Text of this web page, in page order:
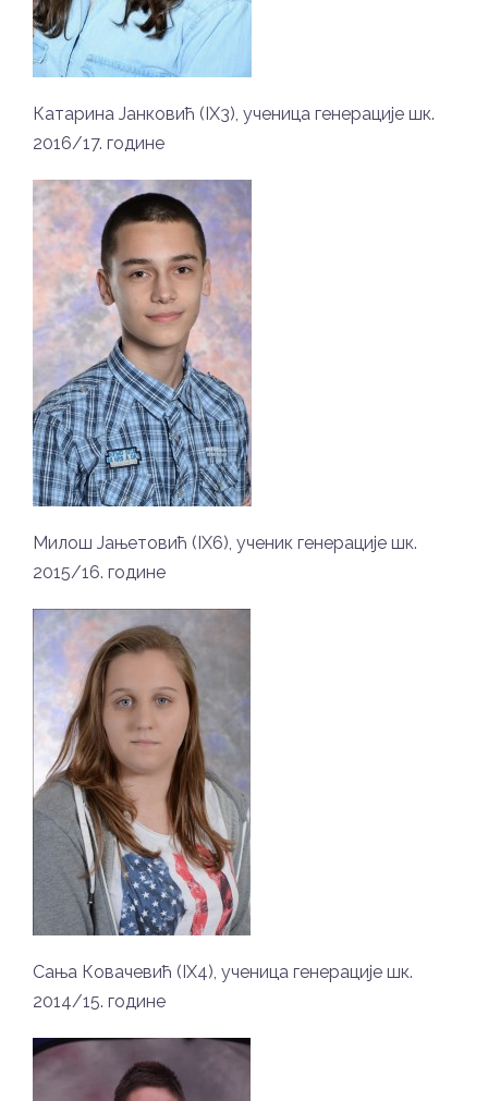
Катарина Јанковић (IX3), ученица генерације шк.
2016/17. године
Милош Јањетовић (IX6), ученик генерације шк.
2015/16. године
Сања Ковачевић (IX4), ученица генерације шк.
2014/15. године